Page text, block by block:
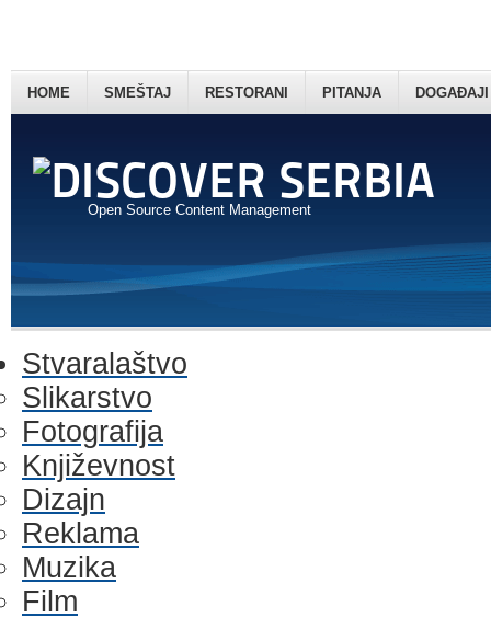
Open Source Content Management
HOME SMEŠTAJ RESTORANI PITANJA DOGAĐAJI
Stvaralaštvo
Slikarstvo
Fotografija
Književnost
Dizajn
Reklama
Muzika
Film